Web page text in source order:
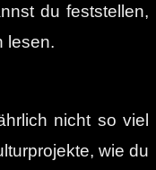
du feststellen,
lesen.
nicht so viel
wie du